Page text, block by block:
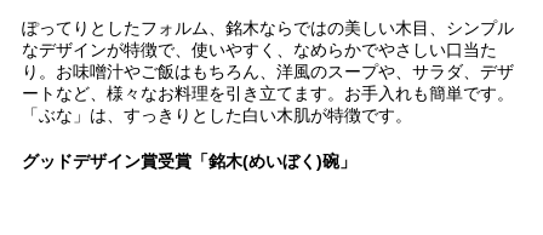
ぽってりとしたフォルム、銘木ならではの美しい木目、シンプル
なデザインが特徴で、使いやすく、なめらかでやさしい口当た
り。お味噌汁やご飯はもちろん、洋風のスープや、サラダ、デザ
ートなど、様々なお料理を引き立てます。お手入れも簡単です。
「ぶな」は、すっきりとした白い木肌が特徴です。
グッドデザイン賞受賞「銘木(めいぼく)碗」